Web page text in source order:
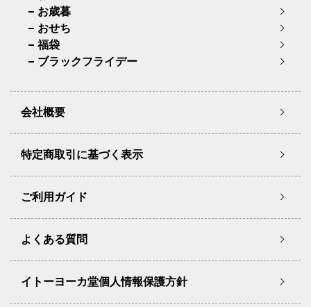
お歳暮
おせち
福袋
ブラックフライデー
会社概要
特定商取引に基づく表示
ご利用ガイド
よくある質問
イトーヨーカ堂個人情報保護方針